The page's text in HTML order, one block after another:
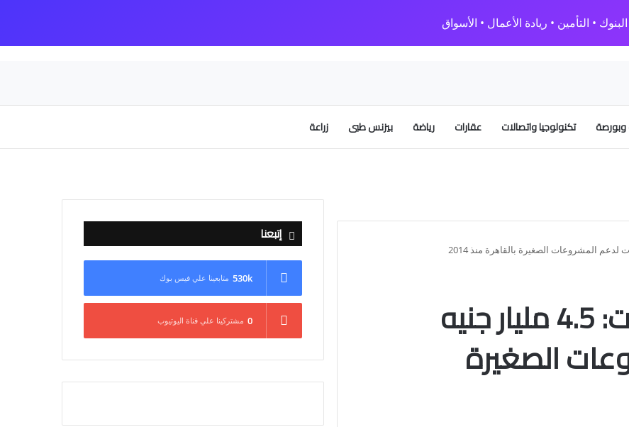
• التأمين • ريادة الأعمال • الأسواق
تكنولوجيا واتصالات عقارات رياضة بيزنس طبى زراعة
جهاز تنمية المشروعات: 4.5 مليار جنيه
الصغيرة
إتبعنا
530k متابعينا علي فيس بوك
0 مشتركينا علي قناة اليوتيوب